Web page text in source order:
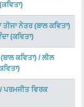
ਕਵਿਤਾ)
ਨੇਤਰ (ਬਾਲ ਕਵਿਤਾ)
(ਕਵਿਤਾ)
(ਬਾਲ ਕਵਿਤਾ) /ਲੀਲ
)
ਪਰਮਜੀਤ ਵਿਰਕ